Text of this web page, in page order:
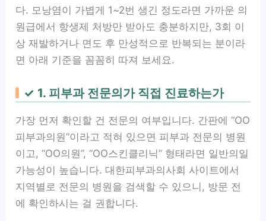
다. 모낭염이 가볍게 1~2번 생긴 정도라면 가까운 의
원급에서 항생제 처방만 받아도 충분하지만, 3회 이
상 재발하거나 면도 후 만성적으로 반복되는 분이라
면 아래 기준을 꼼꼼히 따져 보세요.
✓ 1. 피부과 전문의가 직접 진료하는가
가장 먼저 확인할 건 전문의 여부입니다. 간판에 “OO
피부과의원”이라고 적혀 있으면 피부과 전문의 병원
이고, “OO의원”, “OO스킨클리닉” 형태라면 일반의일
가능성이 높습니다. 대한피부과의사회 사이트에서
지역별로 전문의 병원을 검색할 수 있으니, 방문 전
에 확인하시는 걸 권합니다.